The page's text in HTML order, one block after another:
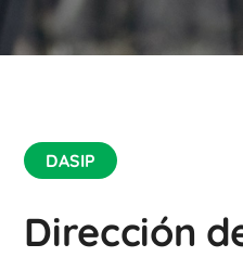
DASIP
Dirección